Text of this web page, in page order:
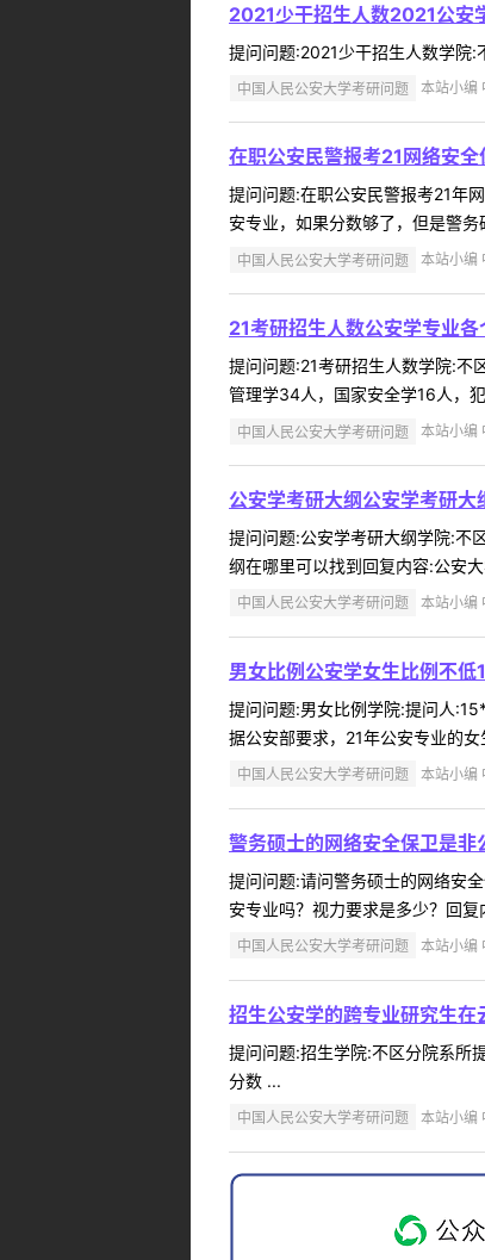
2021少干招生人数2021公安
提问问题:2021少干招生人数学院
中国人民公安大学考研问题 本站小编
在职公安民警报考21网络安
提问问题:在职公安民警报考21年
安专业，如果分数够了，但是警
中国人民公安大学考研问题 本站小编
21考研招生人数公安学专业
提问问题:21考研招生人数学院:
管理学34人，国家安全学16人，
中国人民公安大学考研问题 本站小编
公安学考研大纲公安学考研
提问问题:公安学考研大纲学院:
纲在哪里可以找到回复内容:公安
中国人民公安大学考研问题 本站小编
男女比例公安学女生比例不
提问问题:男女比例学院:提问人
据公安部要求，21年公安专业的
中国人民公安大学考研问题 本站小编
警务硕士的网络安全保卫是
提问问题:请问警务硕士的网络安
安专业吗？视力要求是多少？回
中国人民公安大学考研问题 本站小编
招生公安学的跨专业研究生在
提问问题:招生学院:不区分院系所
分数 ...
中国人民公安大学考研问题 本站小编